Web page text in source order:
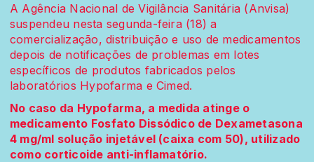
A Agência Nacional de Vigilância Sanitária (Anvisa)
suspendeu nesta segunda-feira (18) a
comercialização, distribuição e uso de medicamentos
depois de notificações de problemas em lotes
específicos de produtos fabricados pelos
laboratórios Hypofarma e Cimed.
No caso da Hypofarma, a medida atinge o
medicamento Fosfato Dissódico de Dexametasona
4 mg/ml solução injetável (caixa com 50), utilizado
como corticoide anti-inflamatório.